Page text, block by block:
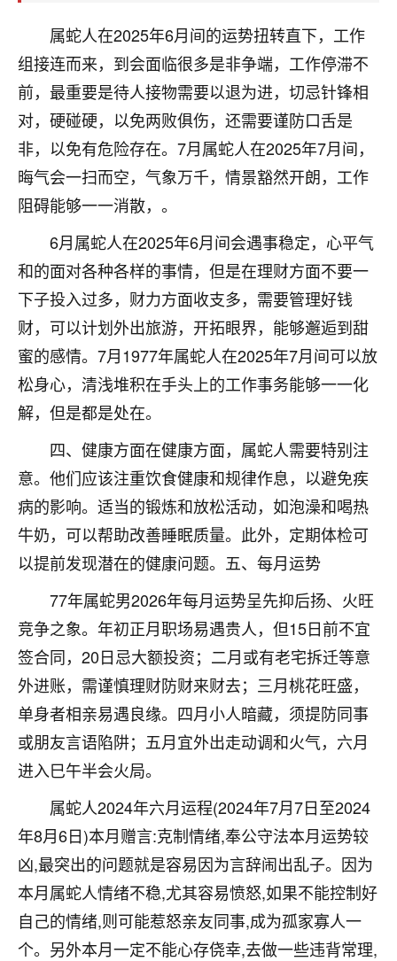
属蛇人在2025年6月间的运势扭转直下，工作
组接连而来，到会面临很多是非争端，工作停滞不
前，最重要是待人接物需要以退为进，切忌针锋相
对，硬碰硬，以免两败俱伤，还需要谨防口舌是
非，以免有危险存在。7月属蛇人在2025年7月间，
晦气会一扫而空，气象万千，情景豁然开朗，工作
阻碍能够一一消散，。
6月属蛇人在2025年6月间会遇事稳定，心平气
和的面对各种各样的事情，但是在理财方面不要一
下子投入过多，财力方面收支多，需要管理好钱
财，可以计划外出旅游，开拓眼界，能够邂逅到甜
蜜的感情。7月1977年属蛇人在2025年7月间可以放
松身心，清浅堆积在手头上的工作事务能够一一化
解，但是都是处在。
四、健康方面在健康方面，属蛇人需要特别注
意。他们应该注重饮食健康和规律作息，以避免疾
病的影响。适当的锻炼和放松活动，如泡澡和喝热
牛奶，可以帮助改善睡眠质量。此外，定期体检可
以提前发现潜在的健康问题。五、每月运势
77年属蛇男2026年每月运势呈先抑后扬、火旺
竞争之象。年初正月职场易遇贵人，但15日前不宜
签合同，20日忌大额投资；二月或有老宅拆迁等意
外进账，需谨慎理财防财来财去；三月桃花旺盛，
单身者相亲易遇良缘。四月小人暗藏，须提防同事
或朋友言语陷阱；五月宜外出走动调和火气，六月
进入巳午半会火局。
属蛇人2024年六月运程(2024年7月7日至2024
年8月6日)本月赠言:克制情绪,奉公守法本月运势较
凶,最突出的问题就是容易因为言辞闹出乱子。因为
本月属蛇人情绪不稳,尤其容易愤怒,如果不能控制好
自己的情绪,则可能惹怒亲友同事,成为孤家寡人一
个。另外本月一定不能心存侥幸,去做一些违背常理,
刚找老师做了补财库，希望财运更好一点！
2小时前 来自海南 18
梦醒时分
我女儿高二叛逆，大半年不上学，一说她就要死要活
的，把我们两口子愁的不行，朋友给我推荐的慧来老
师，一开始我是病急乱投医，这半年来，法事一个个
做完，我女儿跟变了个人一样，不期望她能考多好的
大学，只要能安安稳稳的把书读了，身体心理都健健
康康的我就很知足了！
鹿森：可怜天下父母心啊！
3小时前 来自河北 16
付深
我是公司人事调整，有升迁机会，但同时竞争的我们
三个，找老师的时候是抱着侥幸心理，没想到老师看
着我晋升有望，我半信半疑的按照老师建议，做了化
太岁还有一个发钱粮，本来年前的人事调整，拖到年
后，我以为都没戏了，结果开年一上班，开会提拔升
职第一个就是我，职务无所谓，主要是底薪加了
3000，非常开心，无论如何，感恩感谢！🙏🏻
鹿森：恭喜升职加薪！！，请客吗？�
心心相印
我身体不太好，总是病病殃殃的，去检查又没什么大
问题，反正就是不舒服。中医西医看遍了，找不到问
题，后来无意中看到有人推荐慧来老师，跟老师聊过
之后，心情豁然开朗，也听老师建议，处理了一些因
果问题。今年以来，身体比以前好多，主要是心情好
了，老师说境随心转，现在深有体会了。
触，首先就是心态会变好，万般皆是命，半点
不由人！
1天前 来自四川 9
金白水清
我也想找老师看看，有没有人给个联系方式的啊？